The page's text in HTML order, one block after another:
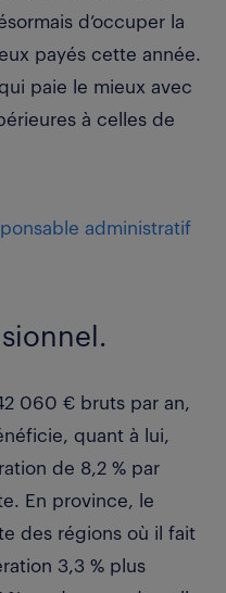
d’occuper la
payés cette année.
paie le mieux avec
à celles de
administratif
060 € bruts par an,
quant à lui,
de 8,2 % par
En province, le
des régions où il fait
3,3 % plus